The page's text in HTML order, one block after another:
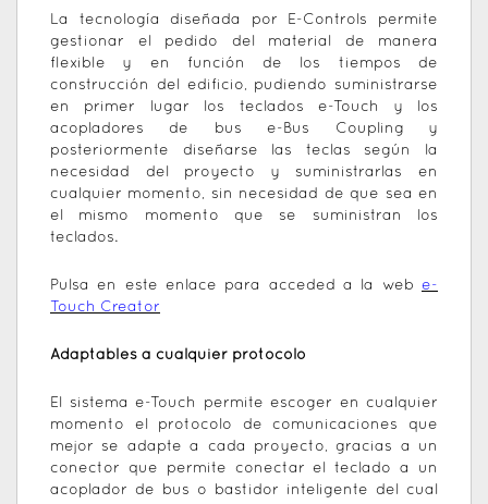
La tecnología diseñada por E-Controls permite
gestionar el pedido del material de manera
flexible y en función de los tiempos de
construcción del edificio, pudiendo suministrarse
en primer lugar los teclados e-Touch y los
acopladores de bus e-Bus Coupling y
posteriormente diseñarse las teclas según la
necesidad del proyecto y suministrarlas en
cualquier momento, sin necesidad de que sea en
el mismo momento que se suministran los
teclados.
Pulsa en este enlace para acceded a la web e-
Touch Creator
Adaptables a cualquier protocolo
El sistema e-Touch permite escoger en cualquier
momento el protocolo de comunicaciones que
mejor se adapte a cada proyecto, gracias a un
conector que permite conectar el teclado a un
acoplador de bus o bastidor inteligente del cual